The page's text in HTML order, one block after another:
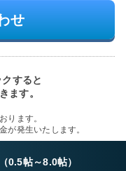
せ
すると
ます。
ります。
が発生いたします。
（0.5帖～8.0帖）